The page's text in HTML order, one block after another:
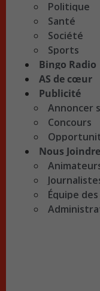
Politique
Santé
Société
Sports
Bingo Radio
AS de cœur
Publicité
Annoncer
Concours
Nous Joindre
Équipe